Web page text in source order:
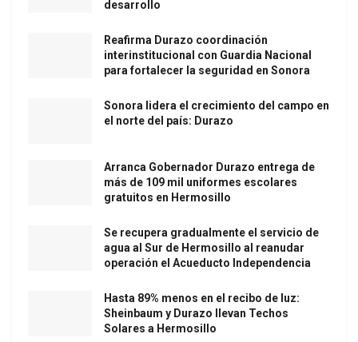
desarrollo
Reafirma Durazo coordinación
interinstitucional con Guardia Nacional
para fortalecer la seguridad en Sonora
Sonora lidera el crecimiento del campo en
el norte del país: Durazo
Arranca Gobernador Durazo entrega de
más de 109 mil uniformes escolares
gratuitos en Hermosillo
Se recupera gradualmente el servicio de
agua al Sur de Hermosillo al reanudar
operación el Acueducto Independencia
Hasta 89% menos en el recibo de luz:
Sheinbaum y Durazo llevan Techos
Solares a Hermosillo